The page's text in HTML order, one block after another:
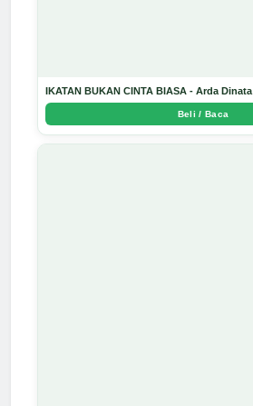
IKATAN BUKAN CINTA BIASA - Arda Dinata
Beli / Baca